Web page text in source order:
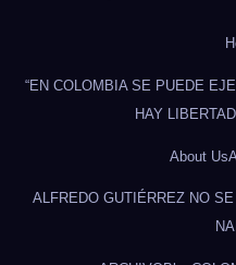
“EN COLOMBIA SE PUEDE
HAY
About Us
ALFREDO GUTIÉRREZ NO